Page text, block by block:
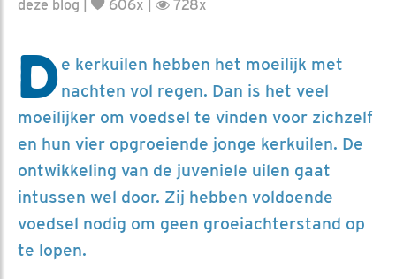
deze blog
606x | 728x
De kerkuilen hebben het moeilijk met
nachten vol regen. Dan is het veel
moeilijker om voedsel te vinden voor zichzelf
en hun vier opgroeiende jonge kerkuilen. De
ontwikkeling van de juveniele uilen gaat
intussen wel door. Zij hebben voldoende
voedsel nodig om geen groeiachterstand op
te lopen.